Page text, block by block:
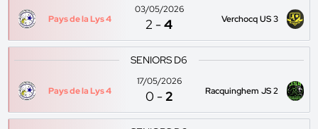
Pays de la Lys 4
03/05/2026
2 -4 Verchocq US 3
SENIORS D6
Pays de la Lys 4
17/05/2026
0 -2 Racquinghem JS 2